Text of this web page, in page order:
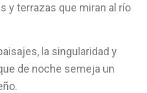
y terrazas que miran al río
la singularidad y
de noche semeja un